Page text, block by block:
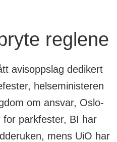
reglene
avisoppslag dedikert
helseministeren
om ansvar, Oslo-
parkfester, BI har
mens UiO har